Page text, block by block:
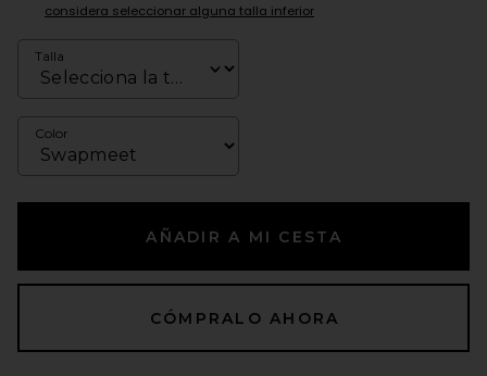
considera seleccionar alguna talla inferior
Talla
Color
AÑADIR A MI CESTA
CÓMPRALO AHORA